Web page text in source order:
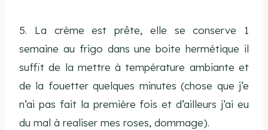
5. La crème est prête, elle se conserve 1
semaine au frigo dans une boite hermétique il
suffit de la mettre à température ambiante et
de la fouetter quelques minutes (chose que j’e
n’ai pas fait la première fois et d’ailleurs j’ai eu
du mal à realiser mes roses, dommage).